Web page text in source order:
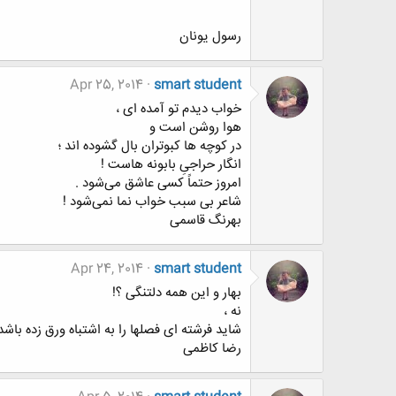
رسول یونان
smart student
Apr 25, 2014
خواب دیدم تو آمده ای ،
هوا روشن است و
در کوچه ها کبوتران بال گشوده اند ؛
انگار حراجیِ بابونه هاست !
امروز حتماً کسی‌ عاشق می‌‌شود .
شاعر بی‌ سبب خواب نما نمی‌‌شود !
بهرنگ قاسمی
smart student
Apr 24, 2014
بهار و این همه دلتنگی ؟!
نه ،
شاید فرشته ای فصلها را به اشتباه ورق زده
رضا کاظمی